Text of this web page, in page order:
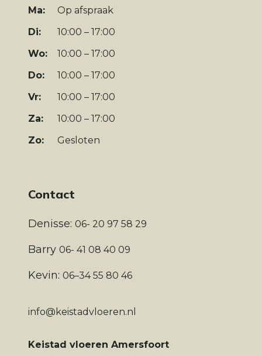
Ma:
Op afspraak
Di:
10:00 – 17:00
Wo:
10:00 – 17:00
Do:
10:00 – 17:00
Vr:
10:00 – 17:00
Za:
10:00 – 17:00
Zo:
Gesloten
Contact
Denisse: 06- 20 97 58 29
Barry 06- 41 08 40 09
Kevin: 06–34 55 80 46
info@keistadvloeren.nl
Keistad vloeren Amersfoort